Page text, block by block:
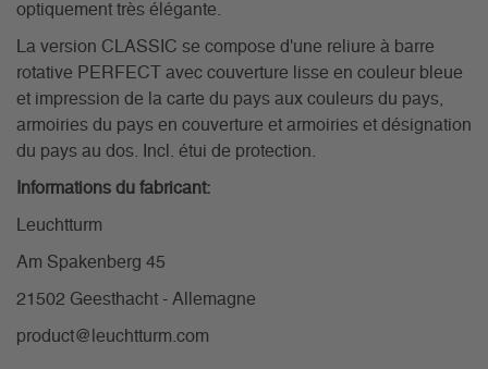
optiquement très élégante.
La version CLASSIC se compose d'une reliure à barre
rotative PERFECT avec couverture lisse en couleur bleue
et impression de la carte du pays aux couleurs du pays,
armoiries du pays en couverture et armoiries et désignation
du pays au dos. Incl. étui de protection.
Informations du fabricant:
Leuchtturm
Am Spakenberg 45
21502 Geesthacht - Allemagne
product@leuchtturm.com